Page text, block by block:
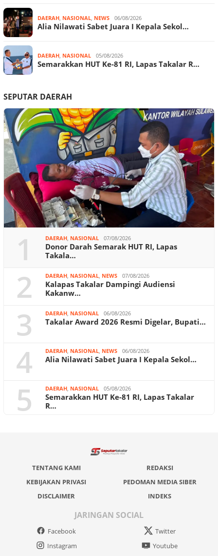
DAERAH, NASIONAL, NEWS 06/08/2026
Alia Nilawati Sabet Juara I Kepala Sekol…
DAERAH, NASIONAL 05/08/2026
Semarakkan HUT Ke-81 RI, Lapas Takalar R…
SEPUTAR DAERAH
1 DAERAH, NASIONAL 07/08/2026
Donor Darah Semarak HUT RI, Lapas
Takala…
2 DAERAH, NASIONAL, NEWS 07/08/2026
Kalapas Takalar Dampingi Audiensi
Kakanw…
3 DAERAH, NASIONAL 06/08/2026
Takalar Award 2026 Resmi Digelar, Bupati…
4 DAERAH, NASIONAL, NEWS 06/08/2026
Alia Nilawati Sabet Juara I Kepala Sekol…
5 DAERAH, NASIONAL 05/08/2026
Semarakkan HUT Ke-81 RI, Lapas Takalar
R…
TENTANG KAMI
REDAKSI
KEBIJAKAN PRIVASI
PEDOMAN MEDIA SIBER
DISCLAIMER
INDEKS
JARINGAN SOCIAL
Facebook
Twitter
Instagram
Youtube